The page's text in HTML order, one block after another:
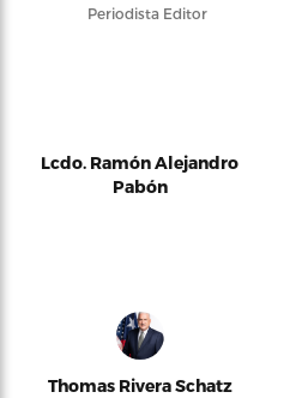
Periodista Editor
Lcdo. Ramón Alejandro
Pabón
Thomas Rivera Schatz